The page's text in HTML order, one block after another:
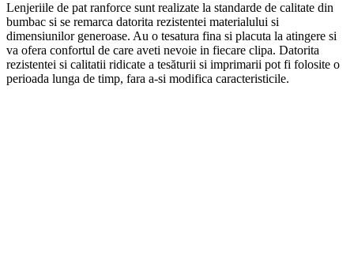
Lenjeriile de pat ranforce sunt realizate la standarde de calitate din
bumbac si se remarca datorita rezistentei materialului si
dimensiunilor generoase. Au o tesatura fina si placuta la atingere si
va ofera confortul de care aveti nevoie in fiecare clipa. Datorita
rezistentei si calitatii ridicate a tesăturii si imprimarii pot fi folosite o
perioada lunga de timp, fara a-si modifica caracteristicile.